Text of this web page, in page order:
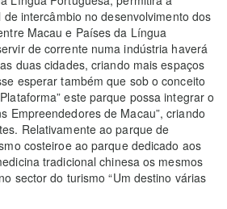
intercâmbio no desenvolvimento dos
Macau e Países da Língua
de corrente numa indústria haverá
duas cidades, criando mais espaços
esperar também que sob o conceito
este parque possa integrar o
Empreendedores de Macau”, criando
Relativamente ao parque de
costeiroe ao parque dedicado aos
tradicional chinesa os mesmos
sector do turismo “Um destino várias